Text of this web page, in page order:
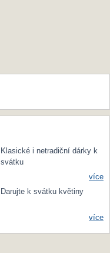
Klasické i netradiční dárky k
svátku
více
Darujte k svátku květiny
více